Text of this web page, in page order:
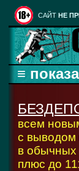
CАЙТ НЕ
всем
с
в обычных
плюс до